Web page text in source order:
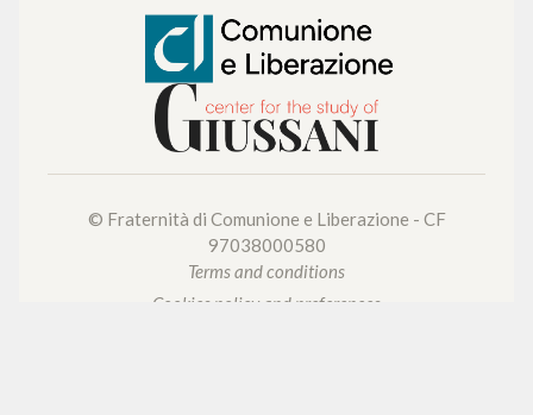
Login
LANGUAGE
Italian English Spanish
NEWSLETTER
Get updates on new releases, events and